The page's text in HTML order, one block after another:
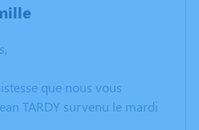
que nous vous
TARDY survenu le mardi